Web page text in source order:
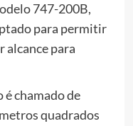
747-200B,
para permitir
alcance para
chamado de
quadrados